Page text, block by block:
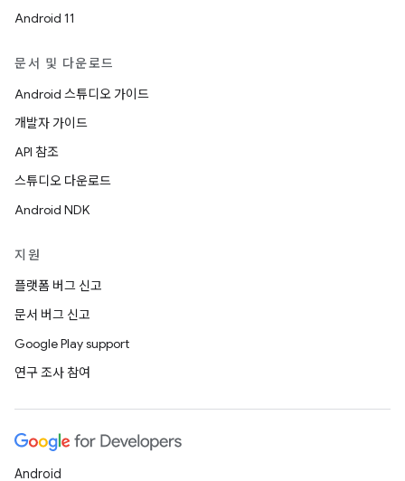
Android 11
문서 및 다운로드
Android 스튜디오 가이드
개발자 가이드
API 참조
스튜디오 다운로드
Android NDK
지원
플랫폼 버그 신고
문서 버그 신고
Google Play support
연구 조사 참여
Android